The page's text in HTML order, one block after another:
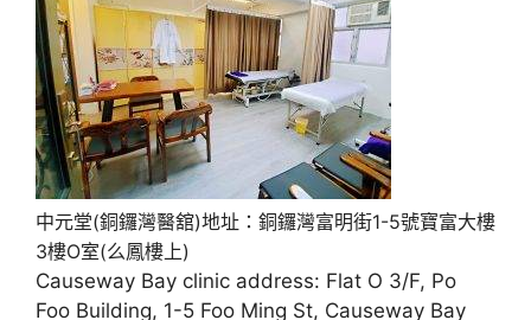
中元堂(銅鑼灣醫舘)地址：銅鑼灣富明街1-5號寶富大樓
3樓O室(么鳳樓上)
Causeway Bay clinic address: Flat O 3/F, Po
Foo Building, 1-5 Foo Ming St, Causeway Bay